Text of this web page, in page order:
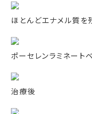
ほとんどエナメル質を
ポーセレンラミネート
治療後